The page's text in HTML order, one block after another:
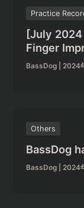
Practice
[July
Finger
BassDog |2024
Others
BassDog
BassDog |2024